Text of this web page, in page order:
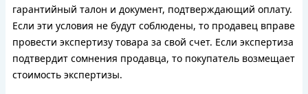
гарантийный талон и документ, подтверждающий оплату.
Если эти условия не будут соблюдены, то продавец вправе
провести экспертизу товара за свой счет. Если экспертиза
подтвердит сомнения продавца, то покупатель возмещает
стоимость экспертизы.